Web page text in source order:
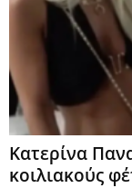
Κατερίνα
κοιλιακούς